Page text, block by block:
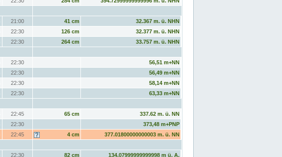
21:00 41 cm
32.367 m. ü. NHN
22:30 126 cm
32.377 m. ü. NHN
22:30 264 cm
33.757 m. ü. NHN
22:30
56,51 m+NN
22:30
56,49 m+NN
22:30
58,14 m+NN
22:30
63,33 m+NN
22:45 65 cm
337.62 m. ü. NN
22:30
373,48 m+PNP
22:45 4 cm
377.01800000000003 m. ü. NN
22:30 82 cm
134.07999999999998 m ü. A.